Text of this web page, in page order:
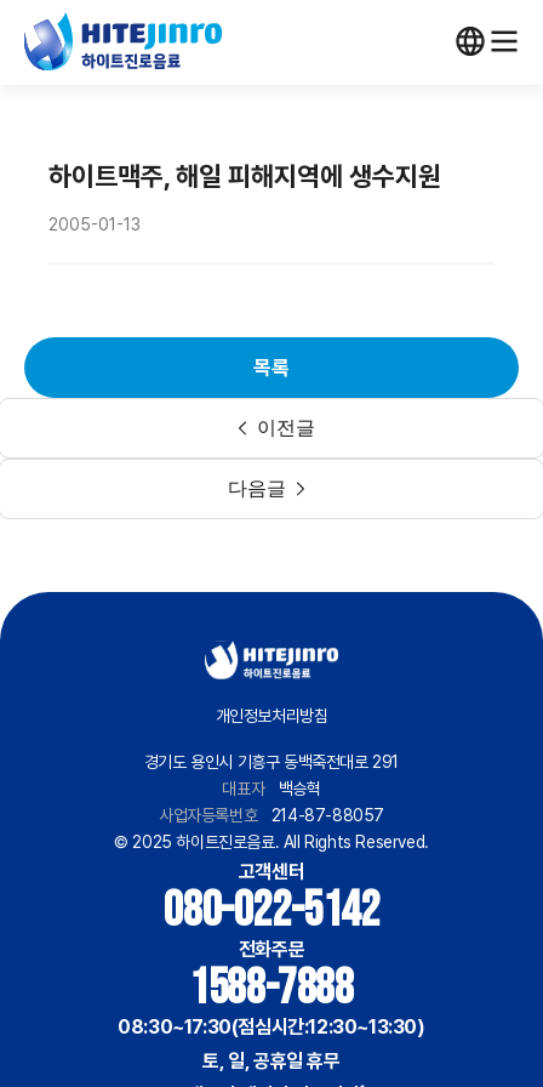
하이트맥주, 해일 피해지역에 생수지원
2005-01-13
이전글
목록
다음글
개인정보처리방침
경기도 용인시 기흥구 동백죽전대로 291
대표자
백승혁
사업자등록번호
214-87-88057
© 2025 하이트진로음료. All Rights Reserved.
고객센터
080-022-5142
전화주문
1588-7888
08:30~17:30(점심시간:12:30~13:30)
토, 일, 공휴일 휴무